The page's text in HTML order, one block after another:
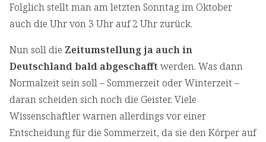
Folglich stellt man am letzten Sonntag im Oktober
auch die Uhr von 3 Uhr auf 2 Uhr zurück.
Nun soll die Zeitumstellung ja auch in
Deutschland bald abgeschafft werden. Was dann
Normalzeit sein soll – Sommerzeit oder Winterzeit –
daran scheiden sich noch die Geister. Viele
Wissenschaftler warnen allerdings vor einer
Entscheidung für die Sommerzeit, da sie den Körper auf